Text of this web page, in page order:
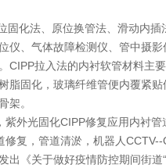
化法、原位换管法、滑动内
、气体故障检测仪、管中摄
拉入法的内衬软管材料主
固化，玻璃纤维管便内覆紧
架。
外光固化CIPP修复应用内衬
复，管道清淤，机器人CCTV--
《关于做好疫情防控期间街道